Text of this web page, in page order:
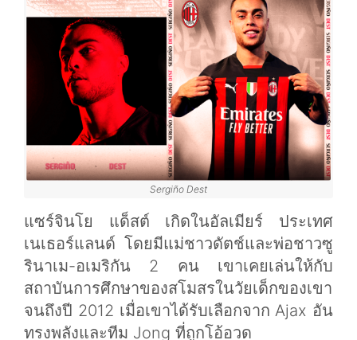
Sergiño Dest
แซร์จินโย แด็สต์ เกิดในอัลเมียร์ ประเทศ
เนเธอร์แลนด์ โดยมีแม่ชาวดัตช์และพ่อชาวซู
รินาเม-อเมริกัน 2 คน เขาเคยเล่นให้กับ
สถาบันการศึกษาของสโมสรในวัยเด็กของเขา
จนถึงปี 2012 เมื่อเขาได้รับเลือกจาก Ajax อัน
ทรงพลังและทีม Jong ที่ถูกโอ้อวด